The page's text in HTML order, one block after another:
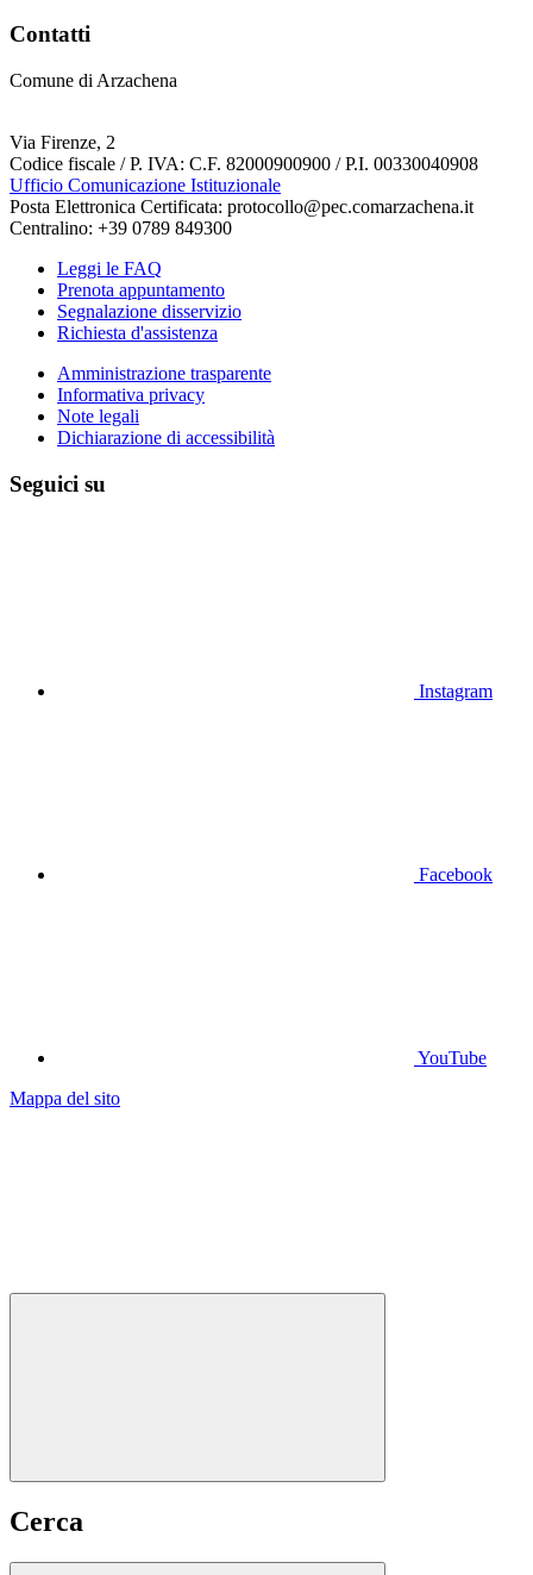
Contatti
Comune di Arzachena
Via Firenze, 2
Codice fiscale / P. IVA: C.F. 82000900900 / P.I. 00330040908
Ufficio Comunicazione Istituzionale
Posta Elettronica Certificata: protocollo@pec.comarzachena.it
Centralino: +39 0789 849300
Leggi le FAQ
Prenota appuntamento
Segnalazione disservizio
Richiesta d'assistenza
Amministrazione trasparente
Informativa privacy
Note legali
Dichiarazione di accessibilità
Seguici su
Instagram
Facebook
YouTube
Mappa del sito
Cerca